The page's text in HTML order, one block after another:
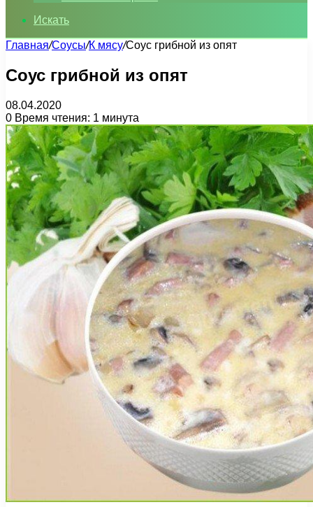
Искать
Главная/Соусы/К мясу/Соус грибной из опят
Соус грибной из опят
08.04.2020
0 Время чтения: 1 минута